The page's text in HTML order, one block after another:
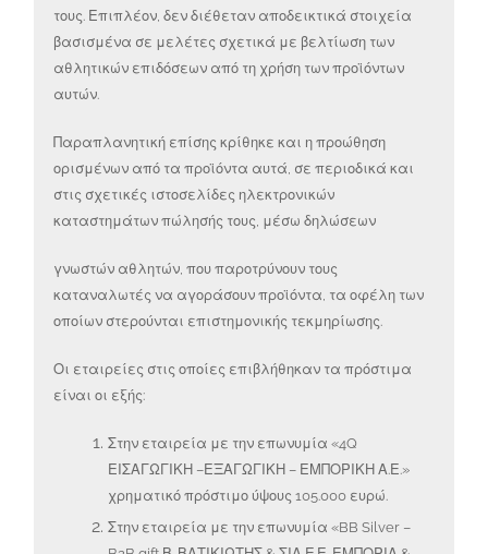
τους. Επιπλέον, δεν διέθεταν αποδεικτικά στοιχεία
βασισμένα σε μελέτες σχετικά με βελτίωση των
αθλητικών επιδόσεων από τη χρήση των προϊόντων
αυτών.
Παραπλανητική επίσης κρίθηκε και η προώθηση
ορισμένων από τα προϊόντα αυτά, σε περιοδικά και
στις σχετικές ιστοσελίδες ηλεκτρονικών
καταστημάτων πώλησής τους, μέσω δηλώσεων
γνωστών αθλητών, που παροτρύνουν τους
καταναλωτές να αγοράσουν προϊόντα, τα οφέλη των
οποίων στερούνται επιστημονικής τεκμηρίωσης.
Οι εταιρείες στις οποίες επιβλήθηκαν τα πρόστιμα
είναι οι εξής:
Στην εταιρεία με την επωνυμία «4Q
ΕΙΣΑΓΩΓΙΚΗ –ΕΞΑΓΩΓΙΚΗ – ΕΜΠΟΡΙΚΗ Α.Ε.»
χρηματικό πρόστιμο ύψους 105.000 ευρώ.
Στην εταιρεία με την επωνυμία «BB Silver –